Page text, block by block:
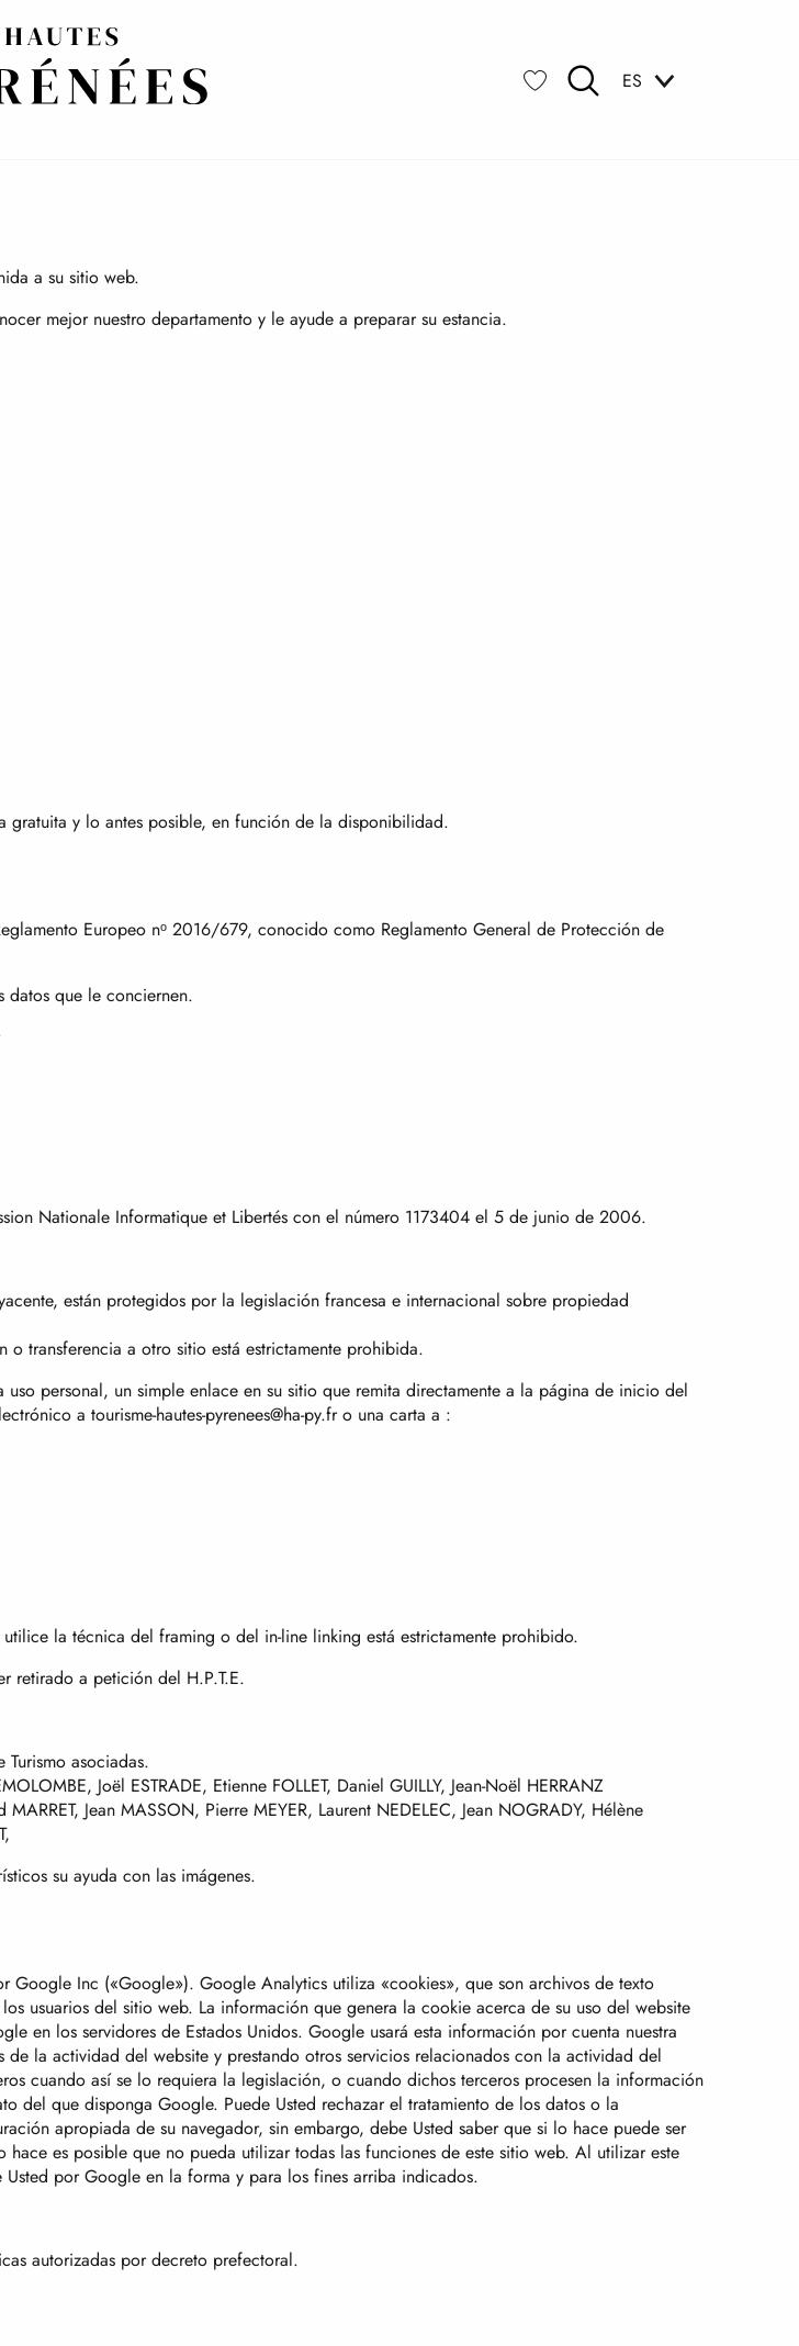
ES
Información jurídica
jurídica
a su sitio web.
mejor nuestro departamento y le ayude a preparar su estancia.
gratuita y lo antes posible, en función de la disponibilidad.
Europeo nᵒ 2016/679, conocido como Reglamento General de Protección de
datos que le conciernen.
Nationale Informatique et Libertés con el número 1173404 el 5 de junio de 2006.
están protegidos por la legislación francesa e internacional sobre propiedad
transferencia a otro sitio está estrictamente prohibida.
personal, un simple enlace en su sitio que remita directamente a la página de inicio del
a tourisme-hautes-pyrenees@ha-py.fr o una carta a :
la técnica del framing o del in-line linking está estrictamente prohibido.
retirado a petición del H.P.T.E.
asociadas.
Joël ESTRADE, Etienne FOLLET, Daniel GUILLY, Jean-Noël HERRANZ
Jean MASSON, Pierre MEYER, Laurent NEDELEC, Jean NOGRADY, Hélène
su ayuda con las imágenes.
Inc («Google»). Google Analytics utiliza «cookies», que son archivos de texto
usuarios del sitio web. La información que genera la cookie acerca de su uso del website
en los servidores de Estados Unidos. Google usará esta información por cuenta nuestra
la actividad del website y prestando otros servicios relacionados con la actividad del
cuando así se lo requiera la legislación, o cuando dichos terceros procesen la información
que disponga Google. Puede Usted rechazar el tratamiento de los datos o la
apropiada de su navegador, sin embargo, debe Usted saber que si lo hace puede ser
es posible que no pueda utilizar todas las funciones de este sitio web. Al utilizar este
por Google en la forma y para los fines arriba indicados.
autorizadas por decreto prefectoral.